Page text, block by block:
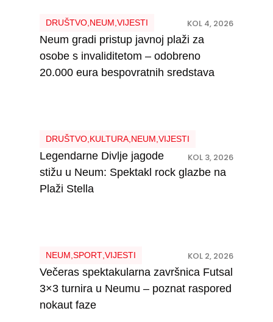
DRUŠTVO, NEUM VIJESTI KOL 4, 2026
Neum gradi pristup javnoj plaži za
osobe s invaliditetom – odobreno
20.000 eura bespovratnih sredstava
DRUŠTVO, KULTURA, NEUM VIJESTI
KOL 3, 2026
Legendarne Divlje jagode
stižu u Neum: Spektakl rock glazbe na
Plaži Stella
NEUM SPORT, VIJESTI KOL 2, 2026
Večeras spektakularna završnica Futsal
3×3 turnira u Neumu – poznat raspored
nokaut faze